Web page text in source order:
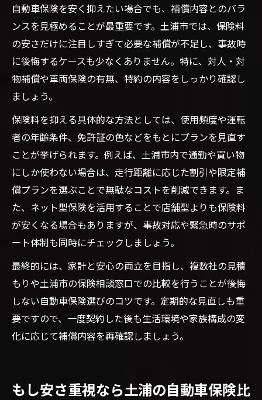
自動車保険を安く抑えたい場合でも、補償内容とのバラ
ンスを見極めることが最重要です。土浦市では、保険料
の安さだけに注目しすぎて必要な補償が不足し、事故時
に後悔するケースも少なくありません。特に、対人・対
物補償や車両保険の有無、特約の内容をしっかり確認し
ましょう。
保険料を抑える具体的な方法としては、使用頻度や運転
者の年齢条件、免許証の色などをもとにプランを見直す
ことが挙げられます。例えば、土浦市内で通勤や買い物
にしか使わない場合は、走行距離に応じた割引や限定補
償プランを選ぶことで無駄なコストを削減できます。ま
た、ネット型保険を活用することで店舗型よりも保険料
が安くなる場合もありますが、事故対応や緊急時のサポ
ート体制も同時にチェックしましょう。
最終的には、家計と安心の両立を目指し、複数社の見積
もりや土浦市の保険相談窓口での比較を行うことが後悔
しない自動車保険選びのコツです。定期的な見直しも重
要ですので、一度契約した後も生活環境や家族構成の変
化に応じて補償内容を再確認しましょう。
もし安さ重視なら土浦の自動車保険比